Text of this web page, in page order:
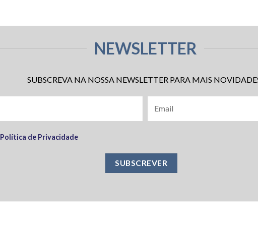
NEWSLETTER
SUBSCREVA NA NOSSA NEWSLETTER PARA MAIS
Política de Privacidade